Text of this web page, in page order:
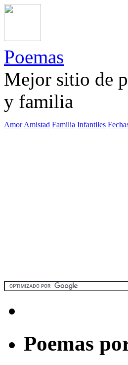
Poemas
Mejor sitio de
y familia
Amor Amistad Familia Infantiles
Poemas